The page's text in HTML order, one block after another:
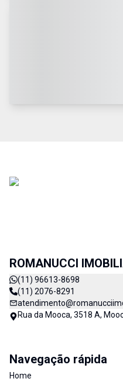
ROMANUCCI
(11) 96613-8698
(11) 2076-8291
Rua da Mooca, 3518 A,
Navegação rápida
Home